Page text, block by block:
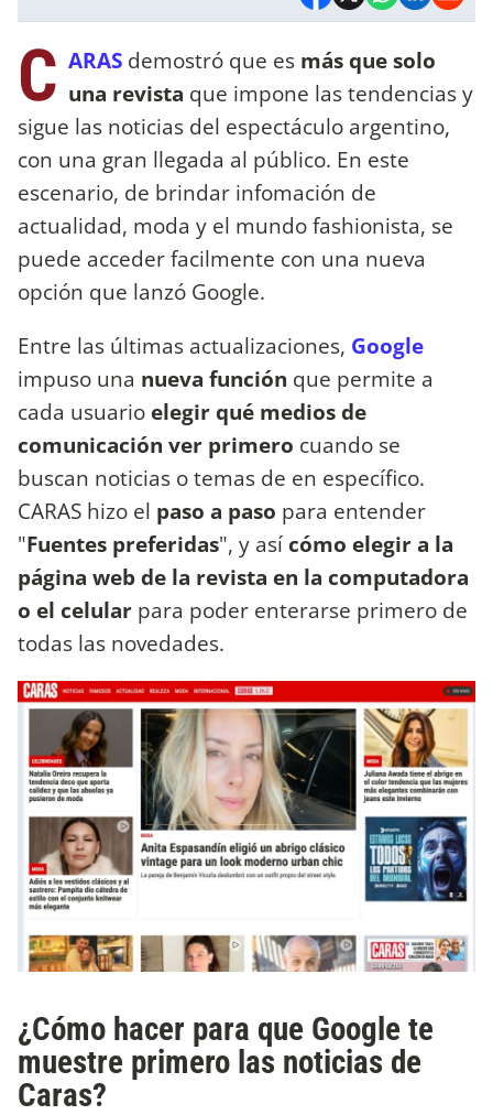
C ARAS demostró que es más que solo
una revista que impone las tendencias y
sigue las noticias del espectáculo argentino,
con una gran llegada al público. En este
escenario, de brindar infomación de
actualidad, moda y el mundo fashionista, se
puede acceder facilmente con una nueva
opción que lanzó Google.
Entre las últimas actualizaciones, Google
impuso una nueva función que permite a
cada usuario elegir qué medios de
comunicación ver primero cuando se
buscan noticias o temas de en específico.
CARAS hizo el paso a paso para entender
"Fuentes preferidas", y así cómo elegir a la
página web de la revista en la computadora
o el celular para poder enterarse primero de
todas las novedades.
¿Cómo hacer para que Google te
muestre primero las noticias de
Caras?